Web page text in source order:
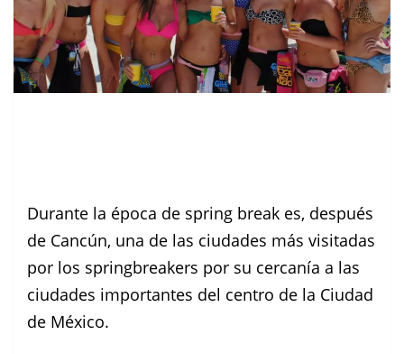
Durante la época de spring break es, después
de Cancún, una de las ciudades más visitadas
por los springbreakers por su cercanía a las
ciudades importantes del centro de la Ciudad
de México.